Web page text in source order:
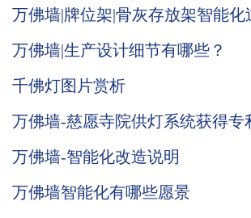
万佛墙|牌位架|骨灰存放架智能
万佛墙|生产设计细节有哪些？
千佛灯图片赏析
万佛墙-慈愿寺院供灯系统获得专
万佛墙-智能化改造说明
万佛墙智能化有哪些愿景